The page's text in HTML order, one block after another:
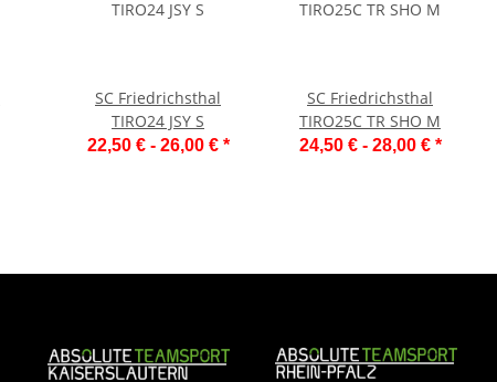
SC Friedrichsthal
TIRO24 JSY S
22,50 € - 26,00 € *
SC Friedrichsthal
TIRO25C TR SHO M
24,50 € - 28,00 € *